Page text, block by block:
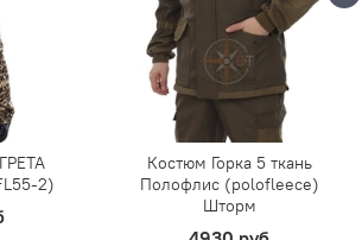
2)
Костюм Горка 5 ткань
Полофлис (polofleece)
Шторм